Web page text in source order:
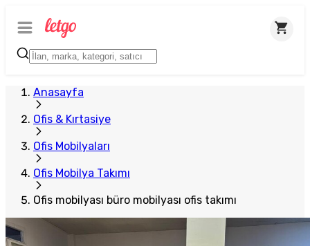
Anasayfa
Ofis & Kırtasiye
Ofis Mobilyaları
Ofis Mobilya Takımı
Ofis mobilyası büro mobilyası ofis takımı
Plus Satıcı